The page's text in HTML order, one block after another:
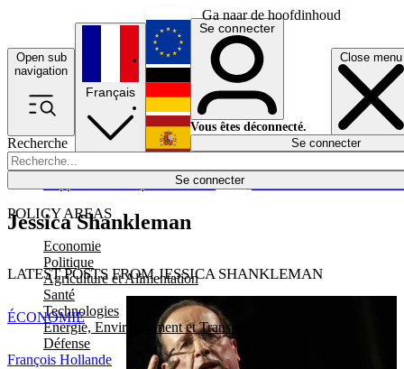
Ga naar de hoofdinhoud
Open sub
navigation
Close menu
Recherche
Se connecter
POLICY AREAS
Economie
Politique
Agriculture et Alimentation
Santé
Technologies
Energie, Environnement et Transport
Défense
Économie
Français
English
Deutsch
Español
Se connecter
Vous êtes déconnecté.
Se connecter
Jessica Shankleman
LATEST POSTS FROM JESSICA SHANKLEMAN
François Hollande
ÉCONOMIE